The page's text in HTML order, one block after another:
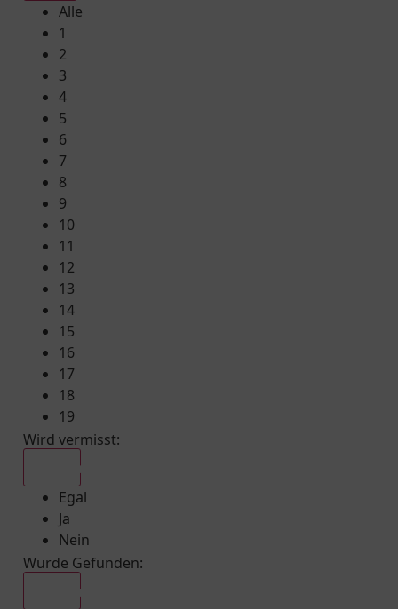
Alle
1
2
3
4
5
6
7
8
9
10
11
12
13
14
15
16
17
18
19
Wird vermisst:
Egal
Ja
Nein
Wurde Gefunden: